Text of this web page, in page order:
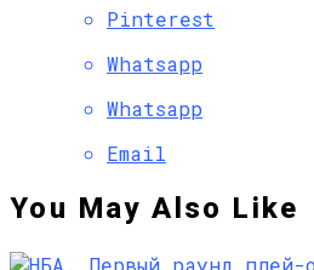
Pinterest
Whatsapp
Whatsapp
Email
You May Also Like